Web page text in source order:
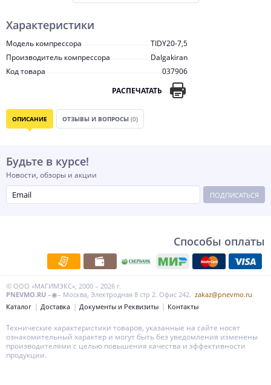
Характеристики
Модель компрессора
TIDY20-7,5
Производитель компрессора
Dalgakiran
Код товара
037906
РАСПЕЧАТАТЬ
ОПИСАНИЕ ОТЗЫВЫ И ВОПРОСЫ (0)
Будьте в курсе!
Новости, обзоры и акции
ПОДПИСАТЬСЯ
Способы оплаты
© ООО «МАГИМЭКС», 2000 – 2026 г.
PNEVMO.RU –◉– Москва, Электродная 8 стр 2. Офис 242. zakaz@pnevmo.ru
Каталог
Доставка Документы и Реквизиты Контакты
Технические характеристики товаров, указанные на сайте носят
ознакомительный характер и могут быть без уведомления изменены
производителями с целью повышения качества и эффективности
продукции.